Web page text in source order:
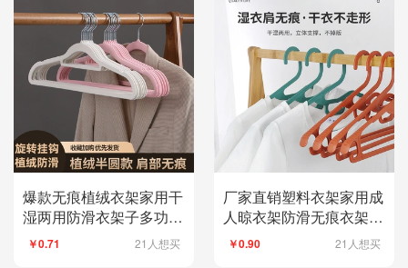
爆款无痕植绒衣架家用干
湿两用防滑衣架子多功能
成人塑料衣挂批发
￥0.71 21人想买
厂家直销塑料衣架家用成
人晾衣架防滑无痕衣架子
衣撑收纳架子批发
￥0.90 21人想买